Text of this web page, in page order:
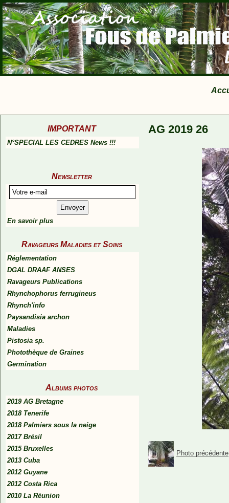
IMPORTANT
N°SPECIAL LES CEDRES News !!!
Newsletter
En savoir plus
Ravageurs Maladies et Soins
Réglementation
DGAL DRAAF ANSES
Ravageurs Publications
Rhynchophorus ferrugineus
Rhynch'info
Paysandisia archon
Maladies
Pistosia sp.
Photothèque de Graines
Germination
Albums photos
2019 AG Bretagne
2018 Tenerife
2018 Palmiers sous la neige
2017 Brésil
2015 Bruxelles
2013 Cuba
2012 Guyane
2012 Costa Rica
2010 La Réunion
AG 2019 26
Photo précédente